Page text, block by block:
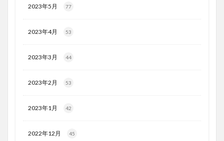
2023年5月 77
2023年4月 53
2023年3月 44
2023年2月 53
2023年1月 42
2022年12月 45